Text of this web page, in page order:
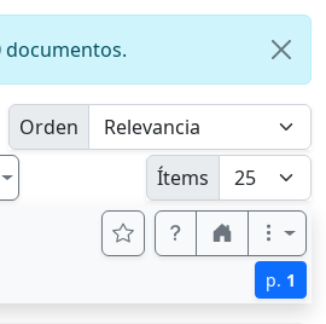
documentos.
Orden
Ítems
p. 1